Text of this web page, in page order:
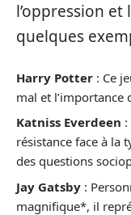
l’oppression et
quelques
Harry Potter : Ce
mal et l’importance
Katniss Everdeen
résistance face à la
des questions
Jay Gatsby :
magnifique*, il